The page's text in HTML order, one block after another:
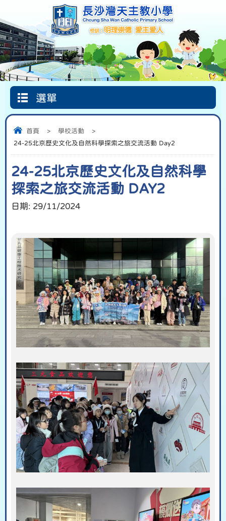
首頁
Classroom
選單
首頁 > 學校活動
>
24-25北京歷史文化及自然科學探索之旅交流活動 Day2
24-25北京歷史文化及自然科學
探索之旅交流活動 DAY2
日期: 29/11/2024